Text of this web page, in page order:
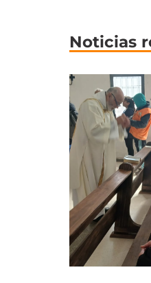
Noticias